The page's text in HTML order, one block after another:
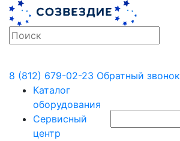
8 (812) 679-02-23 Обратный звонок
Каталог
оборудования
Сервисный
центр